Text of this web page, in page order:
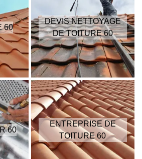
60
DEVIS NETTOYAGE
DE TOITURE 60
60
ENTREPRISE DE
TOITURE 60